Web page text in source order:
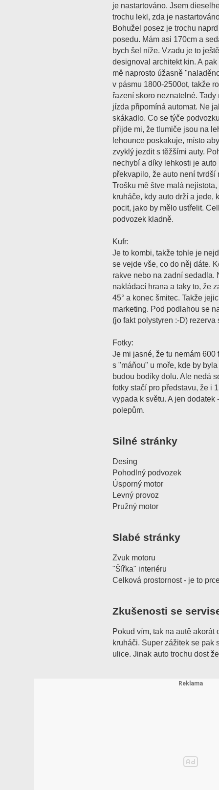
je nastartováno. Jsem
trochu lekl, zda je
Bohužel posez je trochu
posedu. Mám asi 170cm a
bych šel níže. Vzadu je to
designoval architekt kin. A
mě naprosto úžasně
v pásmu 1800-2500ot, takže
řazení skoro neznatelné.
jízda připomíná automat. Ne
skákadlo. Co se týče
přijde mi, že tlumiče jsou na
lehounce poskakuje, místo
zvyklý jezdit s těžšími auty.
nechybí a díky lehkosti je
překvapilo, že auto není tvrdší
Trošku mě štve malá
kruháče, kdy auto drží a jede,
pocit, jako by mělo ustřelit.
podvozek kladně.
Kufr:
Je to kombi, takže tohle je
se vejde vše, co do něj dáte.
rakve nebo na zadní sedadla.
nakládací hrana a taky to, že
45° a konec šmitec. Takže
marketing. Pod podlahou se
(jo fakt polystyren :-D) rezerva
Fotky:
Je mi jasné, že tu nemám
s "máňou" u moře, kde by
budou bodíky dolu. Ale nedá
fotky stačí pro představu, že i
vypada k světu. A jen
polepům.
Silné stránky
Desing
Pohodlný podvozek
Úsporný motor
Levný provoz
Pružný motor
Slabé stránky
Zvuk motoru
"Šířka" interiéru
Celková prostornost - je to
Zkušenosti se
Pokud vím, tak na autě
kruháči. Super zážitek se pak
ulice. Jinak auto trochu dost